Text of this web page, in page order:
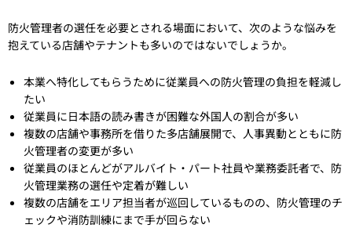
防火管理者の選任を必要とされる場面において、次のような悩みを
抱えている店舗やテナントも多いのではないでしょうか。
本業へ特化してもらうために従業員への防火管理の負担を軽減し
たい
従業員に日本語の読み書きが困難な外国人の割合が多い
複数の店舗や事務所を借りた多店舗展開で、人事異動とともに防
火管理者の変更が多い
従業員のほとんどがアルバイト・パート社員や業務委託者で、防
火管理業務の選任や定着が難しい
複数の店舗をエリア担当者が巡回しているものの、防火管理のチ
ェックや消防訓練にまで手が回らない